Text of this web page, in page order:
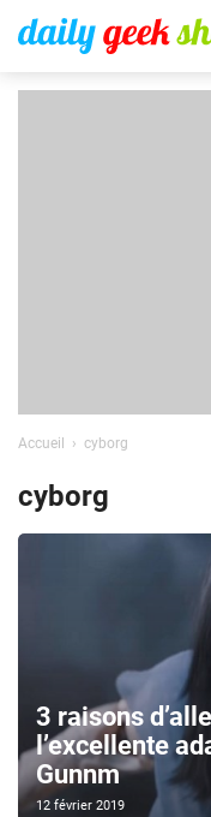
Accueil cyborg
cyborg
3 raisons
l’excellente
Gunnm
12 février 2019